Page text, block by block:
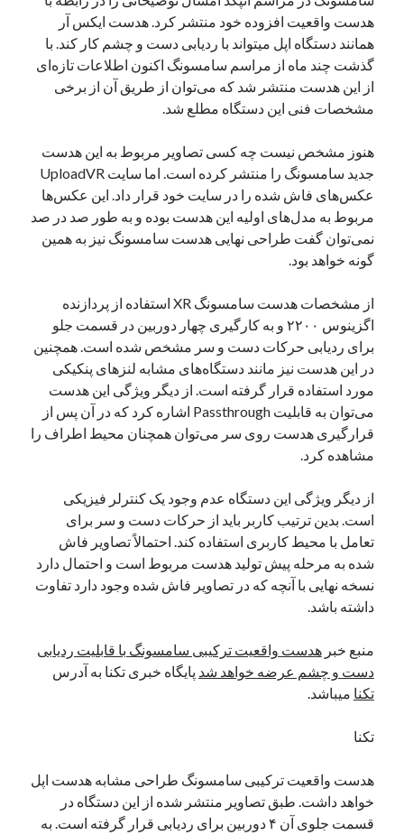
یک نویسنده دیدگاه وردپرسدر تعمیرات تخصصی فیس آیدی
بایگانی‌ها
ژانویه 2026
دسامبر 2025
نوامبر 2025
آگوست 2025
جولای 2025
ژوئن 2025
آوریل 2025
مارس 2025
فوریه 2025
ژانویه 2025
دسامبر 2024
نوامبر 2024
اکتبر 2024
آگوست 2024
جولای 2024
دسامبر 2023
نوامبر 2023
اکتبر 2023
هدست واقعیت افزوده خود منتشر کرد. هدست ایکس آر
همانند دستگاه اپل میتواند با ردیابی دست و چشم کار کند. با
گذشت چند ماه از مراسم سامسونگ اکنون اطلاعات تازه‌ای
از این هدست منتشر شد که می‌توان از طریق آن از برخی
مشخصات فنی این دستگاه مطلع شد.
هنوز مشخص نیست چه کسی تصاویر مربوط به این هدست
جدید سامسونگ را منتشر کرده است. اما سایت UploadVR
عکس‌های فاش شده را در سایت خود قرار داد. این عکس‌ها
مربوط به مدل‌های اولیه این هدست بوده و به طور صد در صد
نمی‌توان گفت طراحی نهایی هدست سامسونگ نیز به همین
گونه خواهد بود.
از مشخصات هدست سامسونگ XR استفاده از پردازنده
اگزینوس ۲۲۰۰ و به کارگیری چهار دوربین در قسمت جلو
برای ردیابی حرکات دست و سر مشخص شده است. همچنین
در این هدست نیز مانند دستگاه‌های مشابه لنزهای پنکیکی
مورد استفاده قرار گرفته است. از دیگر ویژگی این هدست
می‌توان به قابلیت Passthrough اشاره کرد که در آن پس از
قرارگیری هدست روی سر می‌توان همچنان محیط اطراف را
مشاهده کرد.
از دیگر ویژگی این دستگاه عدم وجود یک کنترلر فیزیکی
است. بدین ترتیب کاربر باید از حرکات دست و سر برای
تعامل با محیط کاربری استفاده کند. احتمالاً تصاویر فاش
شده به مرحله پیش تولید هدست مربوط است و احتمال دارد
نسخه نهایی با آنچه که در تصاویر فاش شده وجود دارد تفاوت
داشته باشد.
منبع خبرهدست واقعیت ترکیبی سامسونگ با قابلیت ردیابی
دست و چشم عرضه خواهد شد پایگاه خبری تکنا به آدرس
تکنا میباشد.
تکنا
هدست واقعیت ترکیبی سامسونگ طراحی مشابه هدست اپل
خواهد داشت. طبق تصاویر منتشر شده از این دستگاه در
قسمت جلوی آن ۴ دوربین برای ردیابی قرار گرفته است. به